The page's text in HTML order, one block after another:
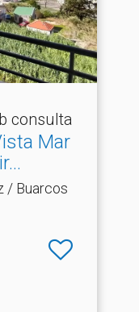
consulta
Mar
/ Buarcos